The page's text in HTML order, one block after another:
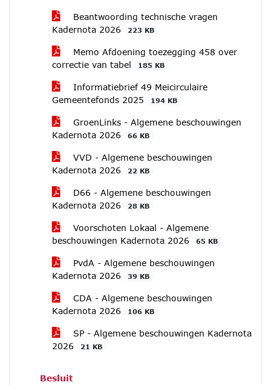
Beantwoording technische vragen
Kadernota 2026
223 KB
Memo Afdoening toezegging 458 over
correctie van tabel
185 KB
Informatiebrief 49 Meicirculaire
Gemeentefonds 2025
194 KB
GroenLinks - Algemene beschouwingen
Kadernota 2026
66 KB
VVD - Algemene beschouwingen
Kadernota 2026
22 KB
D66 - Algemene beschouwingen
Kadernota 2026
28 KB
Voorschoten Lokaal - Algemene
beschouwingen Kadernota 2026
65 KB
PvdA - Algemene beschouwingen
Kadernota 2026
39 KB
CDA - Algemene beschouwingen
Kadernota 2026
106 KB
SP - Algemene beschouwingen Kadernota
2026
21 KB
Besluit